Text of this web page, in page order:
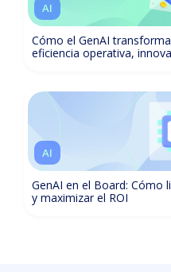
AI
Cómo el GenAI
eficiencia operativa,
AI
GenAI en el Board: Cómo
y maximizar el ROI